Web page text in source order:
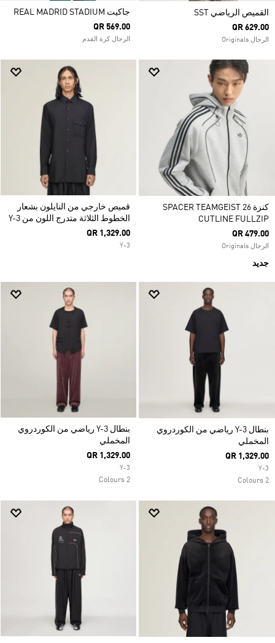
القميص الرياضي SST
QR 629.00
الرجال Originals
جاكيت REAL MADRID STADIUM
QR 569.00
الرجال كرة القدم
كنزة SPACER TEAMGEIST 26
CUTLINE FULLZIP
QR 479.00
الرجال Originals
جديد
قميص خارجي من النايلون بشعار
الخطوط الثلاثة متدرج اللون من Y-3
QR 1,329.00
Y-3
بنطال Y-3 رياضي من الكوردروي
المخملي
QR 1,329.00
Y-3
2 Colours
بنطال Y-3 رياضي من الكوردروي
المخملي
QR 1,329.00
Y-3
2 Colours